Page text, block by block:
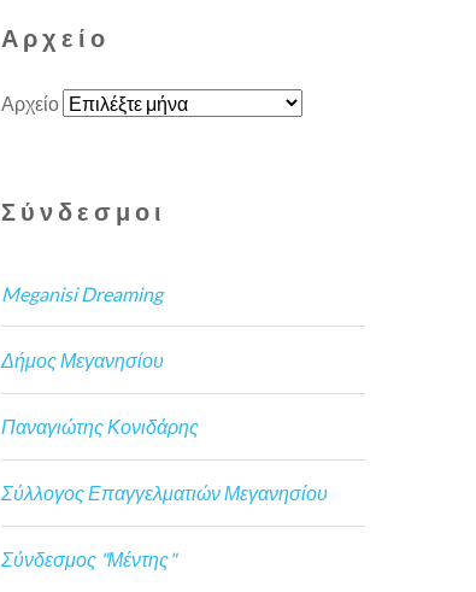
Αρχείο
Αρχείο
Σύνδεσμοι
Meganisi Dreaming
Δήμος Μεγανησίου
Παναγιώτης Κονιδάρης
Σύλλογος Επαγγελματιών Μεγανησίου
Σύνδεσμος "Μέντης"